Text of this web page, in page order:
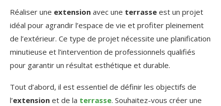
Réaliser une extension avec une terrasse est un projet
idéal pour agrandir l’espace de vie et profiter pleinement
de l’extérieur. Ce type de projet nécessite une planification
minutieuse et l’intervention de professionnels qualifiés
pour garantir un résultat esthétique et durable.
Tout d’abord, il est essentiel de définir les objectifs de
l’extension et de la terrasse. Souhaitez-vous créer une